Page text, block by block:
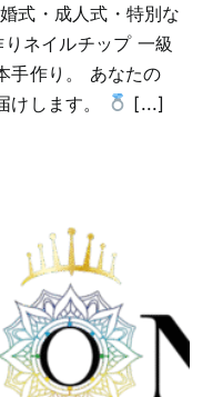
式・成人式・特別な
ネイルチップ 一級
手作り。 あなたの
けします。
[...]